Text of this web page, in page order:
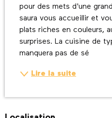
pour des mets d'une
saura vous accueillir et
plats riches en couleurs,
surprises. La cuisine de
manquera pas de sé
Lire la suite